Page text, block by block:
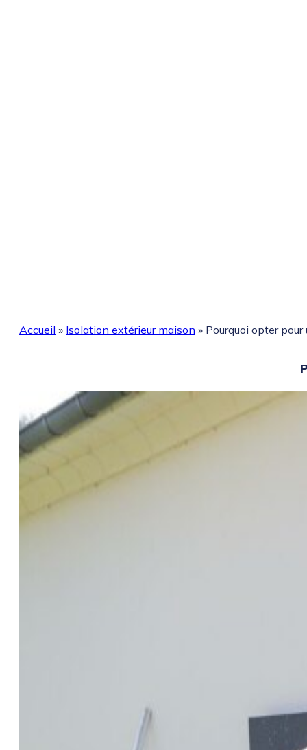
Accueil » Isolation extérieur maison » Pourquoi opter